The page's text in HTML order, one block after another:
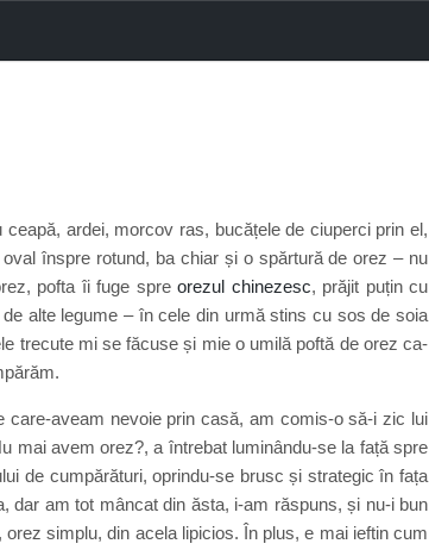
ardei, morcov ras, bucățele de ciuperci prin el,
înspre rotund, ba chiar și o spărtură de orez – nu
pofta îi fuge spreorezul chinezesc, prăjit puțin cu
alte legume – în cele din urmă stins cu sos de soia
trecute mi se făcuse și mie o umilă poftă de orez ca-
aveam nevoie prin casă, am comis-o să-i zic lui
mai avem orez?, a întrebat luminându-se la față spre
de cumpărături, oprindu-se brusc și strategic în fața
dar am tot mâncat din ăsta, i-am răspuns, și nu-i bun
simplu, din acela lipicios. În plus, e mai ieftin cum